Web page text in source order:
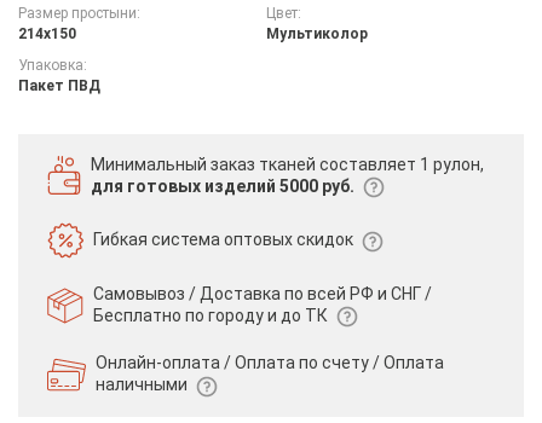
Размер простыни:
214х150
Цвет:
Мультиколор
Упаковка:
Пакет ПВД
Минимальный заказ тканей составляет 1 рулон,
для готовых изделий 5000 руб.
Гибкая системаоптовых скидок
Самовывоз / Доставка по всей РФ и СНГ /
Бесплатно по городу и до ТК
Онлайн-оплата / Оплата по счету /Оплата
наличными